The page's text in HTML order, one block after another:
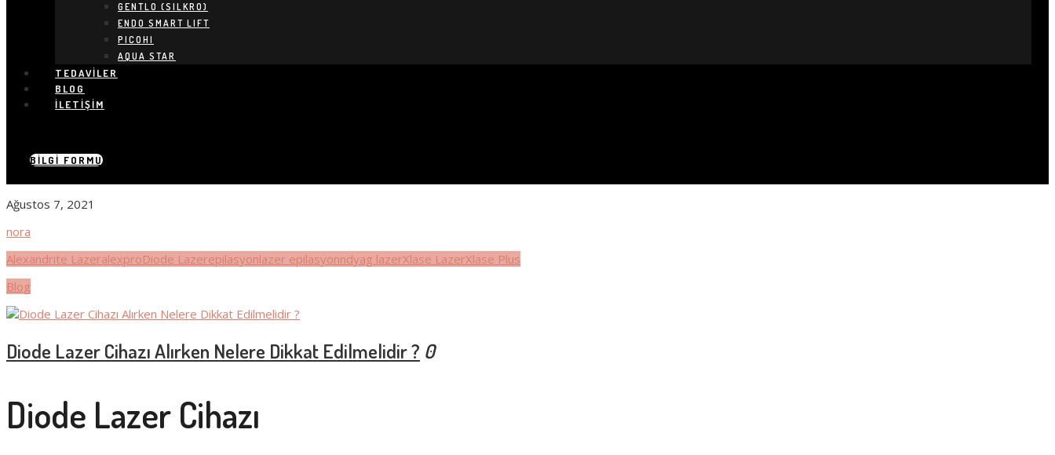
GENTLO (SILKRO)
ENDO SMART LIFT
PICOHI
AQUA STAR
TEDAVILER
BLOG
İLETIŞIM
BILGI FORMU
Ağustos 7, 2021
nora
Alexandrite LazeralexproDiode Lazerepilasyonlazer epilasyonndyag lazerXlase LazerXlase Plus
Blog
Diode Lazer Cihazı Alırken Nelere Dikkat Edilmelidir ? 0
Diode Lazer Cihazı